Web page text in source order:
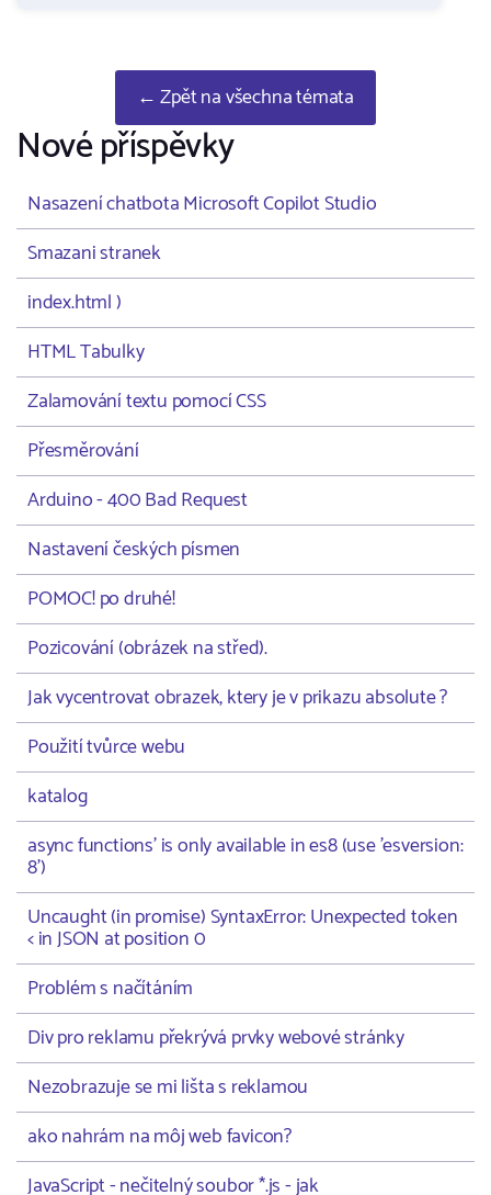
← Zpět na všechna témata
Nové příspěvky
Nasazení chatbota Microsoft Copilot Studio
Smazani stranek
index.html )
HTML Tabulky
Zalamování textu pomocí CSS
Přesměrování
Arduino - 400 Bad Request
Nastavení českých písmen
POMOC! po druhé!
Pozicování (obrázek na střed).
Jak vycentrovat obrazek, ktery je v prikazu absolute ?
Použití tvůrce webu
katalog
async functions' is only available in es8 (use 'esversion:
8')
Uncaught (in promise) SyntaxError: Unexpected token
< in JSON at position 0
Problém s načítáním
Div pro reklamu překrývá prvky webové stránky
Nezobrazuje se mi lišta s reklamou
ako nahrám na môj web favicon?
JavaScript - nečitelný soubor *.js - jak